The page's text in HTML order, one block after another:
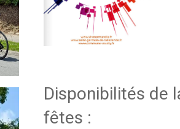
Disponibilités de
fêtes :